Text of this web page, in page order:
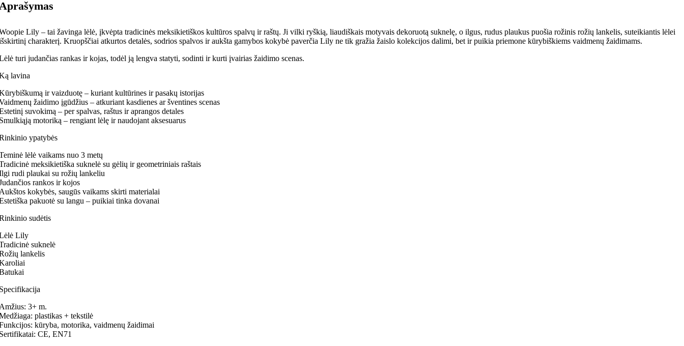
Lily – tai žavinga lėlė, įkvėpta tradicinės meksikietiškos kultūros spalvų ir raštų. Ji vilki ryškią, liaudiškais motyvais dekoruotą suknelę, o ilgus, rudus plaukus puošia rožinis rožių lankelis, suteikiantis lėlei
charakterį. Kruopščiai atkurtos detalės, sodrios spalvos ir aukšta gamybos kokybė paverčia Lily ne tik gražia žaislo kolekcijos dalimi, bet ir puikia priemone kūrybiškiems vaidmenų žaidimams.
turi judančias rankas ir kojas, todėl ją lengva statyti, sodinti ir kurti įvairias žaidimo scenas.
lavina
ir vaizduotę – kuriant kultūrines ir pasakų istorijas
žaidimo įgūdžius – atkuriant kasdienes ar šventines scenas
suvokimą – per spalvas, raštus ir aprangos detales
motoriką – rengiant lėlę ir naudojant aksesuarus
ypatybės
lėlė vaikams nuo 3 metų
meksikietiška suknelė su gėlių ir geometriniais raštais
rudi plaukai su rožių lankeliu
rankos ir kojos
kokybės, saugūs vaikams skirti materialai
pakuotė su langu – puikiai tinka dovanai
sudėtis
Lily
suknelė
lankelis
3+ m.
plastikas + tekstilė
kūryba, motorika, vaidmenų žaidimai
CE, EN71